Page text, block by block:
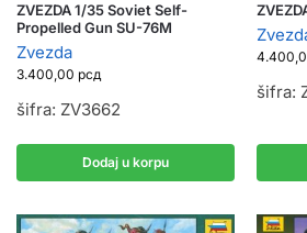
ZVEZDA 1/35 Soviet Self-
Propelled Gun SU-76M
Zvezda
3.400,00 рсд
šifra: ZV3662
Dodaj u korpu
šifra: